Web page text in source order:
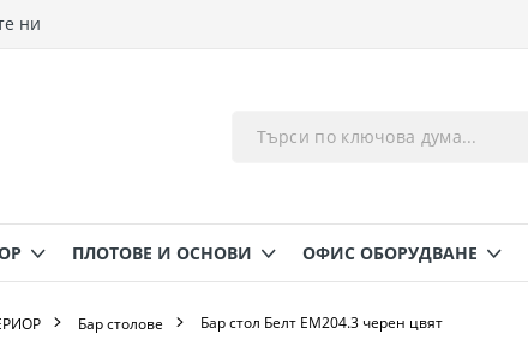
ни
ПЛОТОВЕ И ОСНОВИ ОФИС ОБОРУДВАНЕ
Бар столове Бар стол Белт ΕΜ204.3 черен цвят